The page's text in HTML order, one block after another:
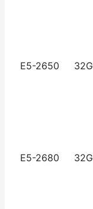
E5-2650 32G
E5-2680 32G